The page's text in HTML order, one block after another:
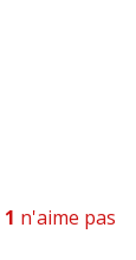
1 n'aime pas